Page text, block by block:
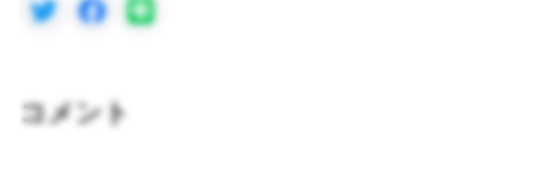
コメント